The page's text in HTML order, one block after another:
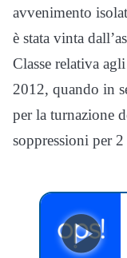
avvenimento
è stata vinta
Classe relativa
2012, quando in
per la turnazione
soppressioni per 2